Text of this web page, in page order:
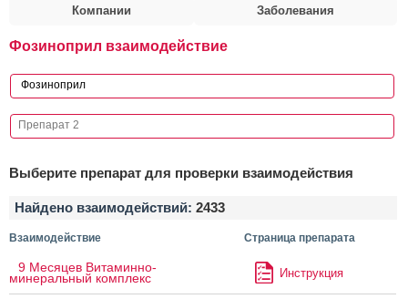
Компании Заболевания
Фозиноприл взаимодействие
Выберите препарат для проверки взаимодействия
Найдено взаимодействий: 2433
Взаимодействие Страница препарата
9 Месяцев Витаминно-
минеральный комплекс Инструкция